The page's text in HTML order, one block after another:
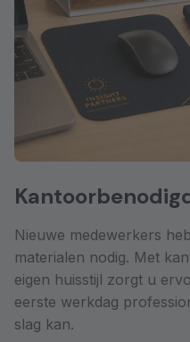
Nieuwe medewerkers
materialen nodig. Met
eigen huisstijl zorgt u
eerste werkdag
slag kan.